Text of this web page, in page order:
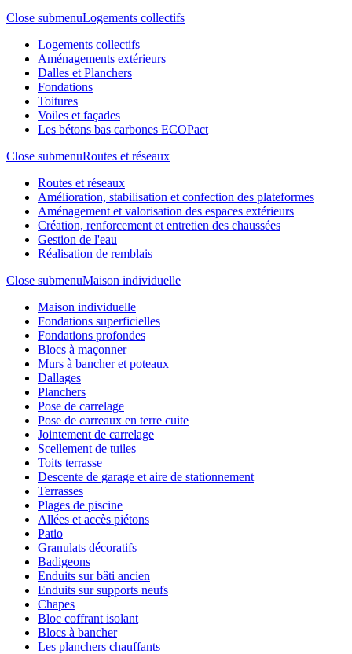
Close submenuLogements collectifs
Logements collectifs
Aménagements extérieurs
Dalles et Planchers
Fondations
Toitures
Voiles et façades
Les bétons bas carbones ECOPact
Close submenuRoutes et réseaux
Routes et réseaux
Amélioration, stabilisation et confection des plateformes
Aménagement et valorisation des espaces extérieurs
Création, renforcement et entretien des chaussées
Gestion de l'eau
Réalisation de remblais
Close submenuMaison individuelle
Maison individuelle
Fondations superficielles
Fondations profondes
Blocs à maçonner
Murs à bancher et poteaux
Dallages
Planchers
Pose de carrelage
Pose de carreaux en terre cuite
Jointement de carrelage
Scellement de tuiles
Toits terrasse
Descente de garage et aire de stationnement
Terrasses
Plages de piscine
Allées et accès piétons
Patio
Granulats décoratifs
Badigeons
Enduits sur bâti ancien
Enduits sur supports neufs
Chapes
Bloc coffrant isolant
Blocs à bancher
Les planchers chauffants